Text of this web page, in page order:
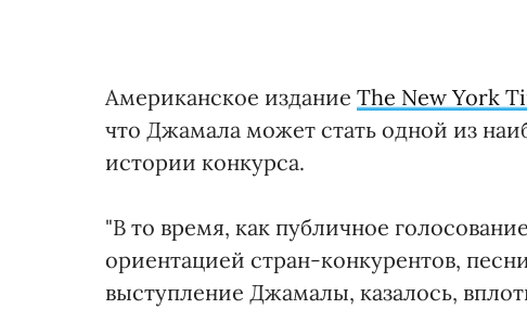
Американское издание The New York
что Джамала может стать одной из
истории конкурса.
"В то время, как публичное
ориентацией стран-конкурентов,
выступление Джамалы, казалось,